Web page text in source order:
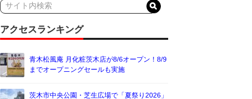
アクセスランキング
青木松風庵 月化粧茨木店が8/6オープン！8/9
までオープニングセールも実施
茨木市中央公園・芝生広場で「夏祭り2026」